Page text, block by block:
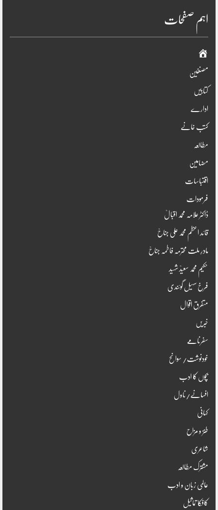
اہم صفحات
صفحہ
اوّل
مصنفین
کتابیں
ادارے
کتب خانے
مطالعہ
مضامین
اقتباسات
فرمودات
ڈاکٹر علامہ محمد اقبالؒ
قائد اعظم محمد علی جناحؒ
مادرِ ملت محترمہ فاطمہ جناحؒ
حکیم محمد سعیدؒ شہید
فرخ سہیل گوئندی
متفرق اقوال
خبریں
سفرنامے
خودنوشت/ سوانح
بچوں کا ادب
افسانے/ناول
کہانی
طنز و مزاح
شاعری
مشترک مطالعہ
عالمی زبان و ادب
کافکا تماثیل